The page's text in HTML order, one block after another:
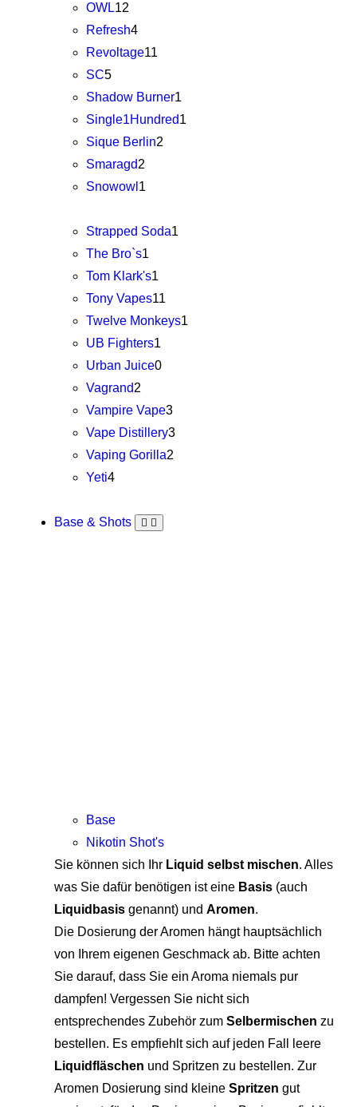
OWL12
Refresh4
Revoltage11
SC5
Shadow Burner1
Single1Hundred1
Sique Berlin2
Smaragd2
Snowowl 1
Strapped Soda1
The Bro`s1
Tom Klark's1
Tony Vapes11
Twelve Monkeys1
UB Fighters1
Urban Juice0
Vagrand2
Vampire Vape3
Vape Distillery3
Vaping Gorilla2
Yeti4
Base & Shots
Base
Nikotin Shot's
Sie können sich Ihr Liquid selbst mischen. Alles
was Sie dafür benötigen ist eine Basis (auch
Liquidbasis genannt) und Aromen.
Die Dosierung der Aromen hängt hauptsächlich
von Ihrem eigenen Geschmack ab. Bitte achten
Sie darauf, dass Sie ein Aroma niemals pur
dampfen! Vergessen Sie nicht sich
entsprechendes Zubehör zum Selbermischen zu
bestellen. Es empfiehlt sich auf jeden Fall leere
Liquidfläschen und Spritzen zu bestellen. Zur
Aromen Dosierung sind kleine Spritzen gut